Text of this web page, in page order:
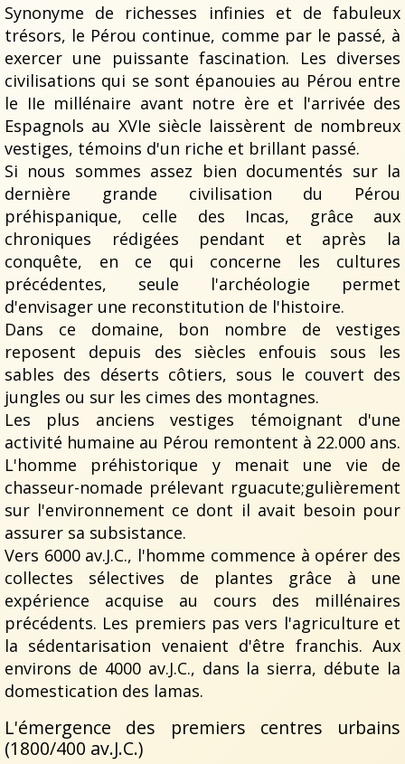
Synonyme de richesses infinies et de fabuleux
trésors, le Pérou continue, comme par le passé, à
exercer une puissante fascination. Les diverses
civilisations qui se sont épanouies au Pérou entre
le IIe millénaire avant notre ère et l'arrivée des
Espagnols au XVIe siècle laissèrent de nombreux
vestiges, témoins d'un riche et brillant passé.
Si nous sommes assez bien documentés sur la
dernière grande civilisation du Pérou
préhispanique, celle des Incas, grâce aux
chroniques rédigées pendant et après la
conquête, en ce qui concerne les cultures
précédentes, seule l'archéologie permet
d'envisager une reconstitution de l'histoire.
Dans ce domaine, bon nombre de vestiges
reposent depuis des siècles enfouis sous les
sables des déserts côtiers, sous le couvert des
jungles ou sur les cimes des montagnes.
Les plus anciens vestiges témoignant d'une
activité humaine au Pérou remontent à 22.000 ans.
L'homme préhistorique y menait une vie de
chasseur-nomade prélevant rguacute;gulièrement
sur l'environnement ce dont il avait besoin pour
assurer sa subsistance.
Vers 6000 av.J.C., l'homme commence à opérer des
collectes sélectives de plantes grâce à une
expérience acquise au cours des millénaires
précédents. Les premiers pas vers l'agriculture et
la sédentarisation venaient d'être franchis. Aux
environs de 4000 av.J.C., dans la sierra, débute la
domestication des lamas.
L'émergence des premiers centres urbains
(1800/400 av.J.C.)